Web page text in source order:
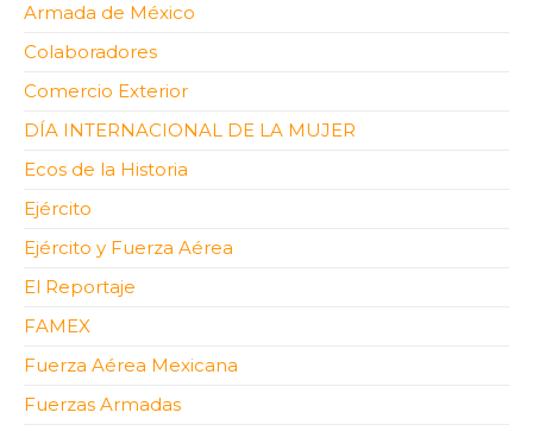
Armada de México
Colaboradores
Comercio Exterior
DÍA INTERNACIONAL DE LA MUJER
Ecos de la Historia
Ejército
Ejército y Fuerza Aérea
El Reportaje
FAMEX
Fuerza Aérea Mexicana
Fuerzas Armadas